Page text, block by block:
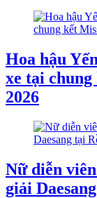
Hoa hậu
xe tại
2026
Nữ diễn
giải